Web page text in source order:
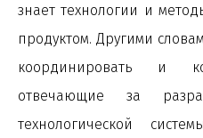
знает технологии и
продуктом. Другими
координировать и
отвечающие за
технологической